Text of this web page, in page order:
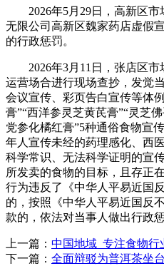
2026年5月29日，高新区市
无限公司高新区魏家药店虚假
的行政惩罚。
2026年3月11日，张店区市
运营场合进行现场查抄，发觉
会议宣传、彩页告白宣传等体
膏”“西洋参灵芝黄芪膏”“灵芝
党参化橘红膏”5种通俗食物宣
年人宣传未经的药理感化、西
科学常识、无法科学证明的宣
所发卖的食物的目标，且存正
行为违反了《中华人平易近国
的，按照《中华人平易近国反
款的，依法对当事人做出行政惩
上一篇： 中国地域_专注食物
下一篇： 全面辩驳为普洱茶坐